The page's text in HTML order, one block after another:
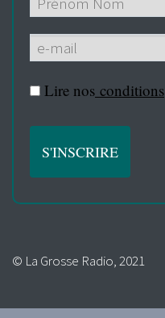
Lire nos conditions
© La Grosse Radio, 2021